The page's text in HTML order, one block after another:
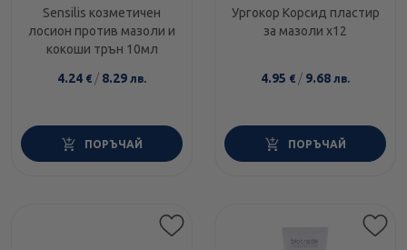
Sensilis козметичен
лосион против мазоли и
кокоши трън 10мл
4.24 € / 8.29 лв.
ПОРЪЧАЙ
Ургокор Корсид пластир
за мазоли х12
4.95 € / 9.68 лв.
ПОРЪЧАЙ